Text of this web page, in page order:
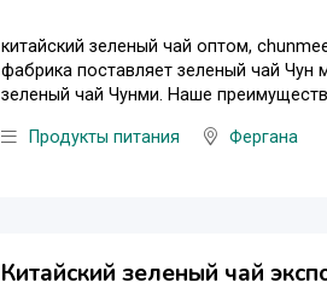
китайский зеленый чай оптом,
фабрика поставляет зеленый чай Чун
зеленый чай Чунми. Наше
Продукты питания Фергана
Китайский зеленый чай